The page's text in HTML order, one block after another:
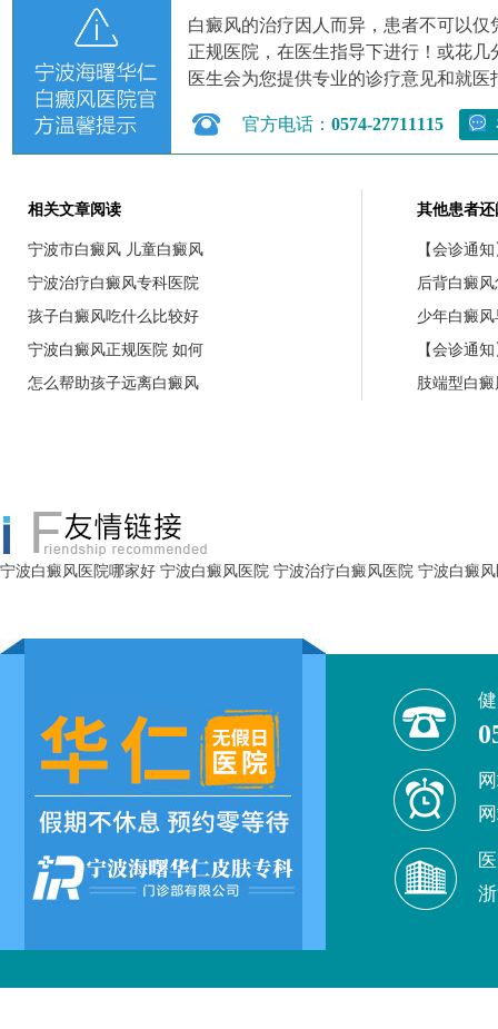
白癜风的治疗因人而异，患者不可以
正规医院，在医生指导下进行！或花
医生会为您提供专业的诊疗意见和就医
官方电话： 0574-27711115
相关文章阅读
宁波市白癜风 儿童白癜风
宁波治疗白癜风专科医院
孩子白癜风吃什么比较好
宁波白癜风正规医院 如何
怎么帮助孩子远离白癜风
其他患者
【会诊通
后背白癜
少年白癜
【会诊通
肢端型白
宁波白癜风医院哪家好 宁波白癜风医院 宁波治疗白癜风医院 宁波白癜